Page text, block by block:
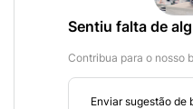
Sentiu falta de
Contribua para o nosso
Enviar sugestão de